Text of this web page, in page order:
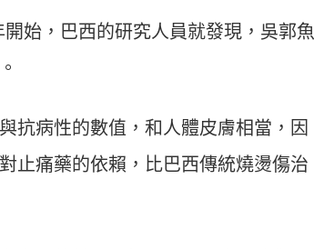
始，巴西的研究人員就發現，吳郭魚
抗病性的數值，和人體皮膚相當，因
止痛藥的依賴，比巴西傳統燒燙傷治